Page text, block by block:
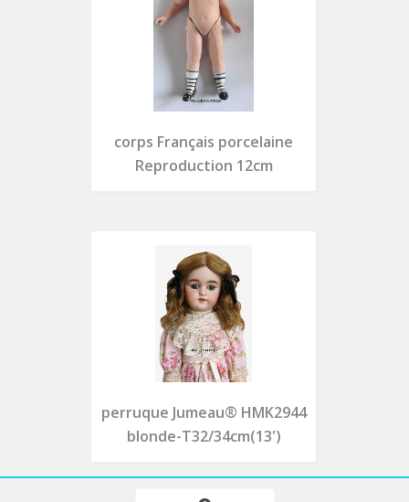
corps Français porcelaine
Reproduction 12cm
perruque Jumeau® HMK2944
blonde-T32/34cm(13')